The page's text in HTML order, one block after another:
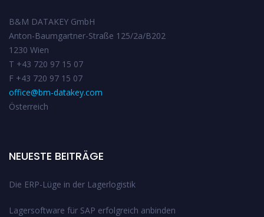
B&M DATAKEY GmbH
Anton-Baumgartner-Straße 125/2a/B202
1230 Wien
T +43 720 97 15 07
F +43 720 97 15 07
office@bm-datakey.com
Österreich
NEUESTE BEITRÄGE
Die ERP-Lüge in der Lagerlogistik
Lagersoftware für SAP erfolgreich anbinden